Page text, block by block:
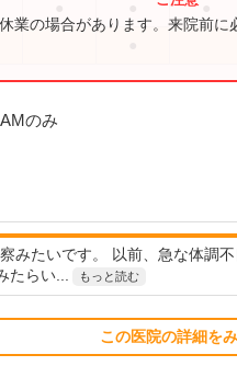
業の場合があります。来院前に
のみ
みたいです。 以前、急な体調
らい...
もっと読む
この医院の詳細を